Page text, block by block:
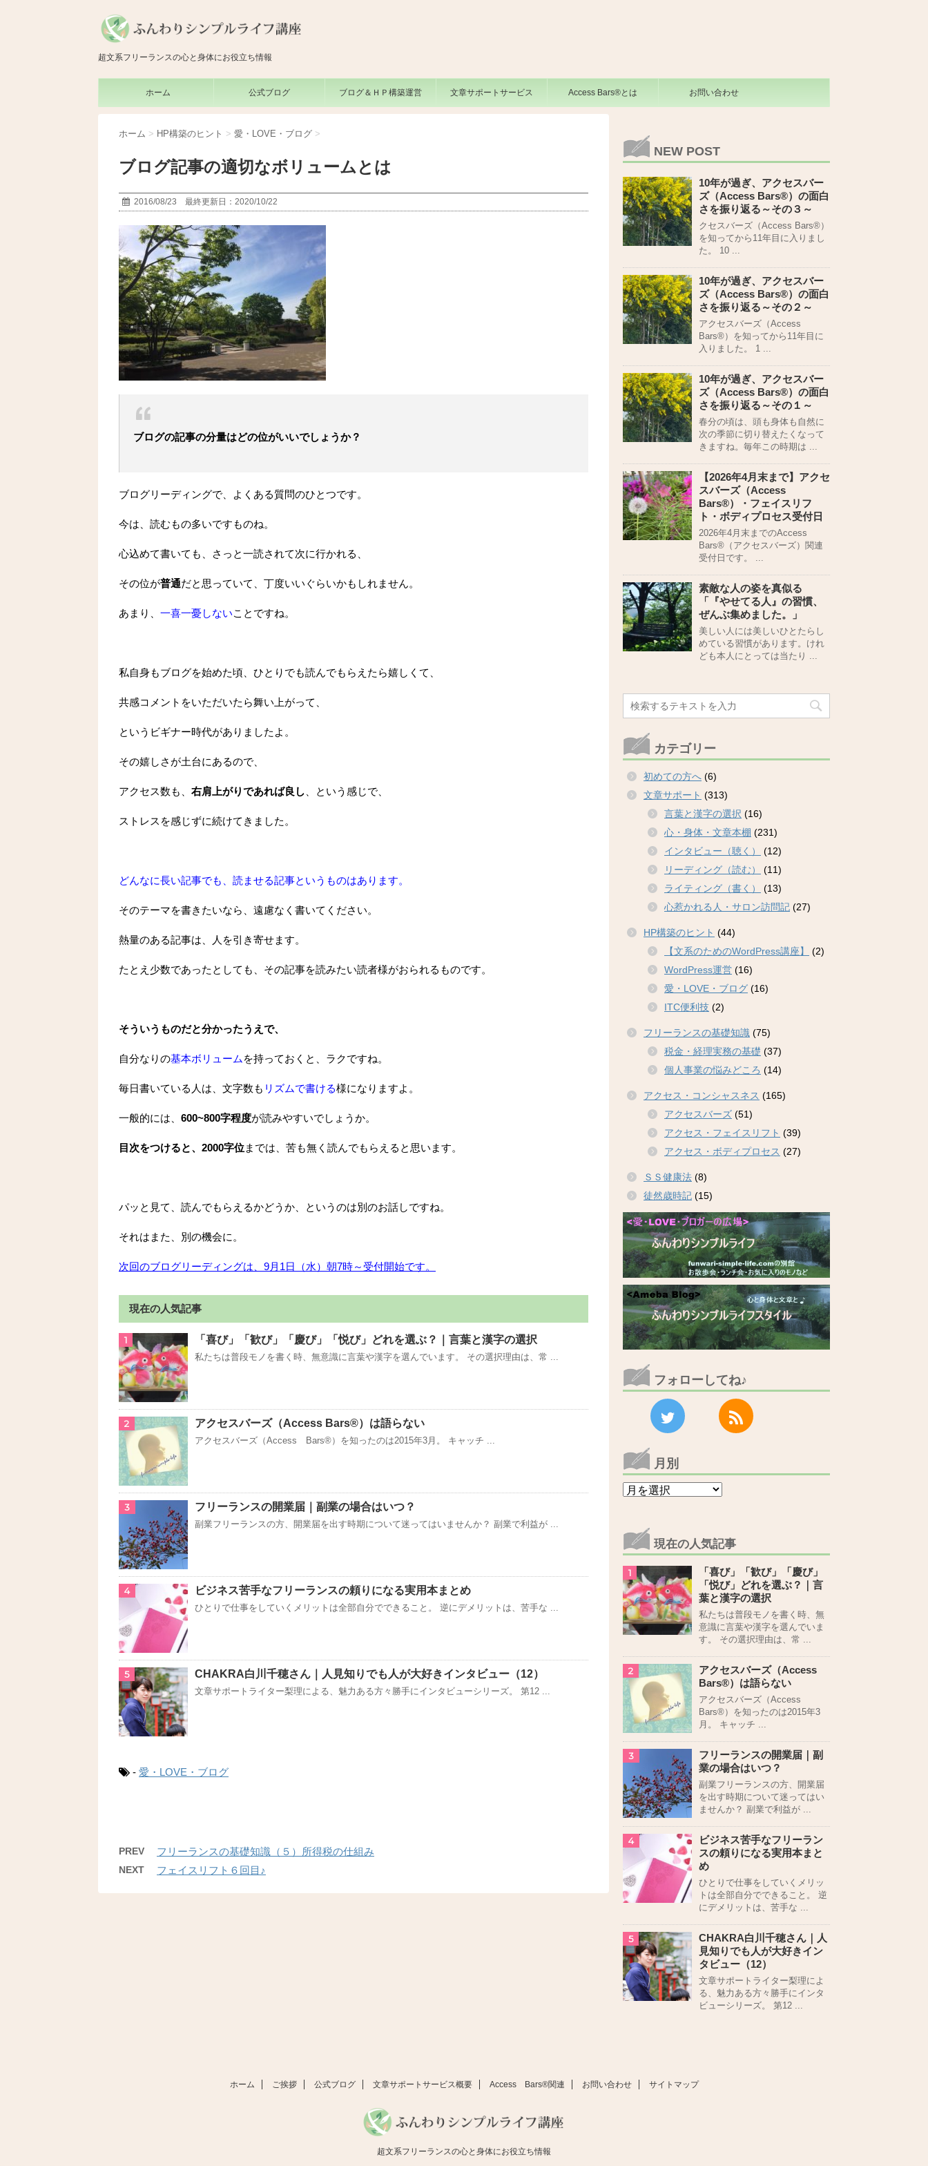
超文系フリーランスの心と身体にお役立ち情報
ホーム 公式ブログ ブログ＆ＨＰ構築運営 文章サポートサービス Access Bars®とは お問い合わせ
ホーム > HP構築のヒント > 愛・LOVE・ブログ >
ブログ記事の適切なボリュームとは
2016/08/23 最終更新日：2020/10/22
ブログの記事の分量はどの位がいいでしょうか？
ブログリーディングで、よくある質問のひとつです。
今は、読むもの多いですものね。
心込めて書いても、さっと一読されて次に行かれる、
その位が普通だと思っていて、丁度いいぐらいかもしれません。
あまり、 一喜一憂しないことですね。
私自身もブログを始めた頃、ひとりでも読んでもらえたら嬉しくて、
共感コメントをいただいたら舞い上がって、
というビギナー時代がありましたよ。
その嬉しさが土台にあるので、
アクセス数も、 右肩上がりであれば良し 、という感じで、
ストレスを感じずに続けてきました。
どんなに長い記事でも、読ませる記事というものはあります。
そのテーマを書きたいなら、遠慮なく書いてください。
熱量のある記事は、人を引き寄せます。
たとえ少数であったとしても、その記事を読みたい読者様がおられるものです。
そういうものだと分かったうえで、
自分なりの基本ボリューム を持っておくと、ラクですね。
毎日書いている人は、文字数も リズムで書ける様になりますよ。
一般的には、 600~800字程度が読みやすいでしょうか。
目次をつけると、2000字位までは、苦も無く読んでもらえると思います。
パッと見て、読んでもらえるかどうか、というのは別のお話しですね。
それはまた、別の機会に。
次回のブログリーディングは、9月1日（水）朝7時～受付開始です。
現在の人気記事
1 「喜び」「歓び」「慶び」「悦び」どれを選ぶ？｜言葉と漢字の選択
私たちは普段モノを書く時、無意識に言葉や漢字を選んでいます。 その選択理由は、常 ...
2 アクセスバーズ（Access Bars®）は語らない
アクセスバーズ（Access Bars®）を知ったのは2015年3月。 キャッチ ...
3 フリーランスの開業届｜副業の場合はいつ？
副業フリーランスの方、開業届を出す時期について迷ってはいませんか？ 副業で利益が ...
4 ビジネス苦手なフリーランスの頼りになる実用本まとめ
ひとりで仕事をしていくメリットは全部自分でできること。 逆にデメリットは、苦手な ...
5 CHAKRA白川千穂さん｜人見知りでも人が大好きインタビュー（12）
文章サポートライター梨理による、魅力ある方々勝手にインタビューシリーズ。 第12 ...
- 愛・LOVE・ブログ
PREV フリーランスの基礎知識（５）所得税の仕組み
NEXT フェイスリフト６回目♪
NEW POST
10年が過ぎ、アクセスバー
ズ（Access Bars®）の面白
さを振り返る～その３～
クセスバーズ（Access Bars®）
を知ってから11年目に入りまし
た。 10 ...
10年が過ぎ、アクセスバー
ズ（Access Bars®）の面白
さを振り返る～その２～
アクセスバーズ（Access
Bars®）を知ってから11年目に
入りました。 1 ...
10年が過ぎ、アクセスバー
ズ（Access Bars®）の面白
さを振り返る～その１～
春分の頃は、頭も身体も自然に
次の季節に切り替えたくなって
きますね。毎年この時期は ...
【2026年4月末まで】アクセ
スバーズ（Access
Bars®）・フェイスリフ
ト・ボディプロセス受付日
2026年4月末までのAccess
Bars®（アクセスバーズ）関連
受付日です。 ...
素敵な人の姿を真似る
「『やせてる人』の習慣、
ぜんぶ集めました。」
美しい人には美しいひとたらし
めている習慣があります。けれ
ども本人にとっては当たり ...
カテゴリー
初めての方へ (6)
文章サポート (313)
言葉と漢字の選択 (16)
心・身体・文章本棚 (231)
インタビュー（聴く）
(12)
リーディング（読む）
(11)
ライティング（書く）
(13)
心惹かれる人・サロン訪問記 (27)
HP構築のヒント (44)
【文系のためのWordPress講座】
(2)
WordPress運営 (16)
愛・LOVE・ブログ (16)
ITC便利技 (2)
フリーランスの基礎知識 (75)
税金・経理実務の基礎 (37)
個人事業の悩みどころ (14)
アクセス・コンシャスネス (165)
アクセスバーズ (51)
アクセス・フェイスリフト (39)
アクセス・ボディプロセス (27)
ＳＳ健康法 (8)
徒然歳時記 (15)
フォローしてね♪
月別
月
現在の人気記事
1
「喜び」「歓び」「慶び」
「悦び」どれを選ぶ？｜言
葉と漢字の選択
私たちは普段モノを書く時、無
意識に言葉や漢字を選んでいま
す。 その選択理由は、常 ...
2
アクセスバーズ（Access
Bars®）は語らない
アクセスバーズ（Access
Bars®）を知ったのは2015年3
月。 キャッチ ...
3
フリーランスの開業届｜副
業の場合はいつ？
副業フリーランスの方、開業届
を出す時期について迷ってはい
ませんか？ 副業で利益が ...
4
ビジネス苦手なフリーラン
スの頼りになる実用本まと
め
ひとりで仕事をしていくメリッ
トは全部自分でできること。 逆
にデメリットは、苦手な ...
5
CHAKRA白川千穂さん｜人
見知りでも人が大好きイン
タビュー（12）
文章サポートライター梨理によ
る、魅力ある方々勝手にインタ
ビューシリーズ。 第12 ...
ホーム ご挨拶 公式ブログ 文章サポートサービス概要 Access Bars®関連 お問い合わせ サイトマップ
超文系フリーランスの心と身体にお役立ち情報